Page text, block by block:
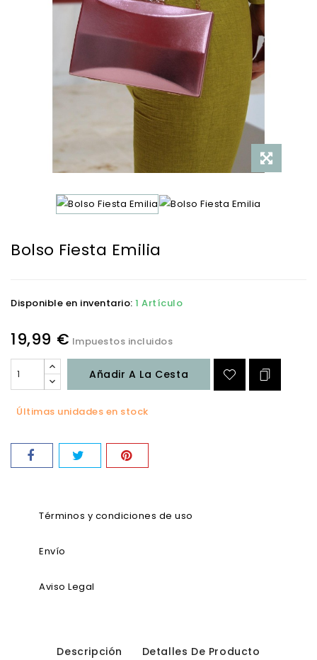
Bolso Fiesta Emilia
Disponible en inventario: 1 Artículo
19,99 € Impuestos incluidos
Añadir A La Cesta
Últimas unidades en stock
Términos y condiciones de uso
Envío
Aviso Legal
Descripción Detalles De Producto